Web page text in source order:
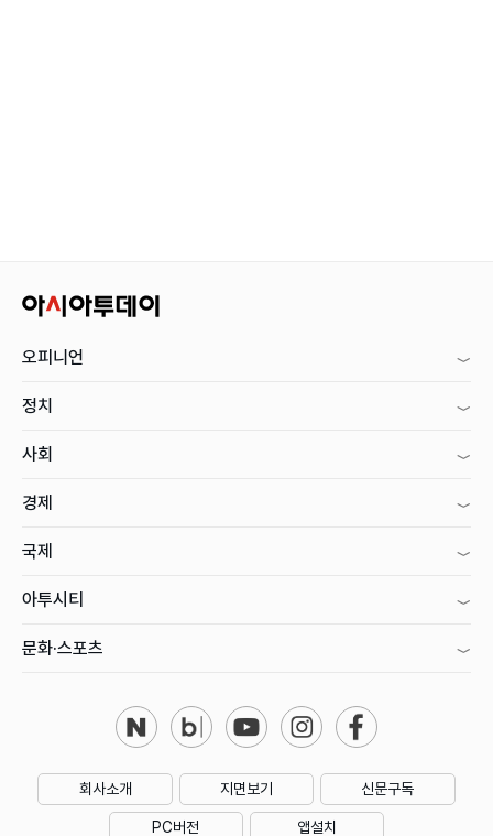
오피니언
정치
사회
경제
국제
아투시티
문화·스포츠
회사소개 지면보기 신문구독
PC버전 앱설치